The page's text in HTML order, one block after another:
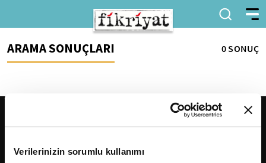
Verilerinizin sorumlu kullanımı
ARAMA SONUÇLARI 0 SONUÇ